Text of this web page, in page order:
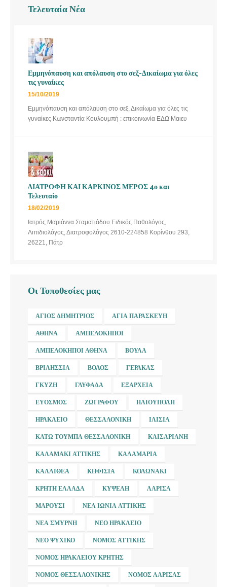
Τελευταία Νέα
Εμμηνόπαυση και απόλαυση στο σεξ-Δικαίωμα για όλες
τις γυναίκες
15/10/2019
Εμμηνόπαυση και απόλαυση στο σεξ, Δικαίωμα για όλες τις
γυναίκες Κωνσταντία Κουλουμπή : επικοινωνία ΕΔΩ Μαιευ
ΔΙΑΤΡΟΦΗ ΚΑΙ ΚΑΡΚΙΝΟΣ ΜΕΡΟΣ 4ο και
Τελευταίο
18/02/2019
Ιατρός Μαριάννα Σταματιάδου Ειδικός Παθολόγος,
Λιπιδιολόγος, Διατροφολόγος 2610-224858 Κορίνθου 293,
26221, Πάτρ
Οι Τοποθεσίες μας
ΆΓΙΟΣ ΔΗΜΉΤΡΙΟΣ ΑΓΊΑ ΠΑΡΑΣΚΕΥΉ
ΑΘΉΝΑ ΑΜΠΕΛΌΚΗΠΟΙ
ΑΜΠΕΛΌΚΗΠΟΙ ΑΘΉΝΑ ΒΟΎΛΑ
ΒΡΙΛΉΣΣΙΑ ΒΌΛΟΣ ΓΈΡΑΚΑΣ
ΓΚΎΖΗ ΓΛΥΦΆΔΑ ΕΞΆΡΧΕΙΑ
ΕΎΟΣΜΟΣ ΖΩΓΡΆΦΟΥ ΗΛΙΟΎΠΟΛΗ
ΗΡΆΚΛΕΙΟ ΘΕΣΣΑΛΟΝΊΚΗ ΙΛΊΣΙΑ
ΚΆΤΩ ΤΟΎΜΠΑ ΘΕΣΣΑΛΟΝΊΚΗ ΚΑΙΣΑΡΙΑΝΉ
ΚΑΛΑΜΆΚΙ ΑΤΤΙΚΉΣ ΚΑΛΑΜΑΡΙΆ
ΚΑΛΛΙΘΈΑ ΚΗΦΙΣΙΆ ΚΟΛΩΝΆΚΙ
ΚΡΉΤΗ ΕΛΛΆΔΑ ΚΥΨΈΛΗ ΛΆΡΙΣΑ
ΜΑΡΟΎΣΙ ΝΈΑ ΙΩΝΊΑ ΑΤΤΙΚΉΣ
ΝΈΑ ΣΜΎΡΝΗ ΝΈΟ ΗΡΆΚΛΕΙΟ
ΝΈΟ ΨΥΧΙΚΌ ΝΟΜΌΣ ΑΤΤΙΚΉΣ
ΝΟΜΌΣ ΗΡΑΚΛΕΊΟΥ ΚΡΉΤΗΣ
ΝΟΜΌΣ ΘΕΣΣΑΛΟΝΊΚΗΣ ΝΟΜΌΣ ΛΆΡΙΣΑΣ